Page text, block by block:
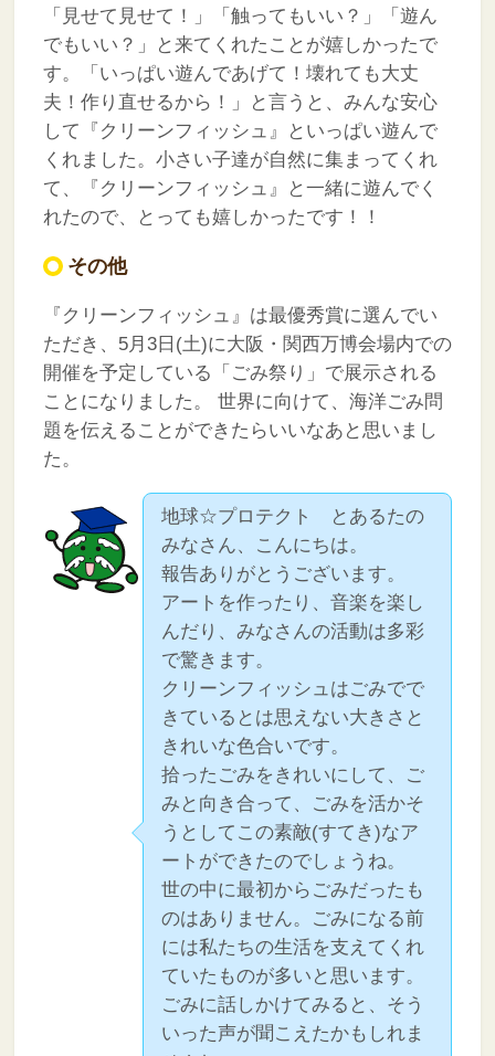
「見せて見せて！」「触ってもいい？」「遊ん
でもいい？」と来てくれたことが嬉しかったで
す。「いっぱい遊んであげて！壊れても大丈
夫！作り直せるから！」と言うと、みんな安心
して『クリーンフィッシュ』といっぱい遊んで
くれました。小さい子達が自然に集まってくれ
て、『クリーンフィッシュ』と一緒に遊んでく
れたので、とっても嬉しかったです！！
その他
『クリーンフィッシュ』は最優秀賞に選んでい
ただき、5月3日(土)に大阪・関西万博会場内での
開催を予定している「ごみ祭り」で展示される
ことになりました。
世界に向けて、海洋ごみ問
題を伝えることができたらいいなあと思いまし
た。
地球☆プロテクト とあるたの
みなさん、こんにちは。
報告ありがとうございます。
アートを作ったり、音楽を楽し
んだり、みなさんの活動は多彩
で驚きます。
クリーンフィッシュはごみでで
きているとは思えない大きさと
きれいな色合いです。
拾ったごみをきれいにして、ご
みと向き合って、ごみを活かそ
うとしてこの素敵(すてき)なア
ートができたのでしょうね。
世の中に最初からごみだったも
のはありません。ごみになる前
には私たちの生活を支えてくれ
ていたものが多いと思います。
ごみに話しかけてみると、そう
いった声が聞こえたかもしれま